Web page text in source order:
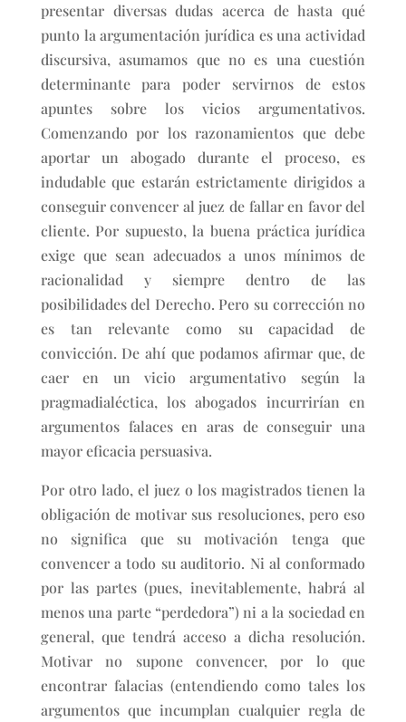
presentar diversas dudas acerca de hasta qué
punto la argumentación jurídica es una actividad
discursiva, asumamos que no es una cuestión
determinante para poder servirnos de estos
apuntes sobre los vicios argumentativos.
Comenzando por los razonamientos que debe
aportar un abogado durante el proceso, es
indudable que estarán estrictamente dirigidos a
conseguir convencer al juez de fallar en favor del
cliente. Por supuesto, la buena práctica jurídica
exige que sean adecuados a unos mínimos de
racionalidad y siempre dentro de las
posibilidades del Derecho. Pero su corrección no
es tan relevante como su capacidad de
convicción. De ahí que podamos afirmar que, de
caer en un vicio argumentativo según la
pragmadialéctica, los abogados incurrirían en
argumentos falaces en aras de conseguir una
mayor eficacia persuasiva.
Por otro lado, el juez o los magistrados tienen la
obligación de motivar sus resoluciones, pero eso
no significa que su motivación tenga que
convencer a todo su auditorio. Ni al conformado
por las partes (pues, inevitablemente, habrá al
menos una parte “perdedora”) ni a la sociedad en
general, que tendrá acceso a dicha resolución.
Motivar no supone convencer, por lo que
encontrar falacias (entendiendo como tales los
argumentos que incumplan cualquier regla de